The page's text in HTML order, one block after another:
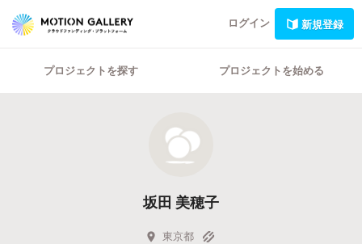
ログイン 新規登録
プロジェクトを探す プロジェクトを始める
坂田 美穂子
東京都